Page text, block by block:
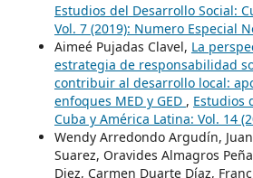
Estudios del Desarrollo Social:
Vol. 7 (2019): Numero Especial
Aimeé Pujadas Clavel, La
estrategia de responsabilidad
contribuir al desarrollo local:
enfoques MED y GED , Estudios
Cuba y América Latina: Vol. 14
Wendy Arredondo Argudín,
Suarez, Oravides Almagros
Diez, Carmen Duarte Díaz,